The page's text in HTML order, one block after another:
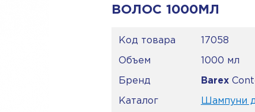
ВОЛОС 1000МЛ
Код товара 17058
Объем 1000 мл
Бренд Barex
Каталог Шампуни